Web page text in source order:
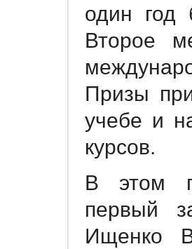
один год
Второе
Призы
учебе и
курсов.
В этом
первый
Ищенко